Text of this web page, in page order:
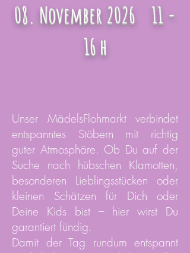
08. November 2026 11 -
16 h
Unser MädelsFlohmarkt verbindet
entspanntes Stöbern mit richtig
guter Atmosphäre. Ob Du auf der
Suche nach hübschen Klamotten,
besonderen Lieblingsstücken oder
kleinen Schätzen für Dich oder
Deine Kids bist – hier wirst Du
garantiert fündig.
Damit der Tag rundum entspannt